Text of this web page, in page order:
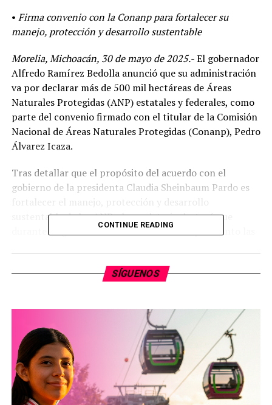
• Firma convenio con la Conanp para fortalecer su
manejo, protección y desarrollo sustentable
Morelia, Michoacán, 30 de mayo de 2025.-El gobernador
Alfredo Ramírez Bedolla anunció que su administración
va por declarar más de 500 mil hectáreas de Áreas
Naturales Protegidas (ANP) estatales y federales, como
parte del convenio firmado con el titular de la Comisión
Nacional de Áreas Naturales Protegidas (Conanp), Pedro
Álvarez Icaza.
Tras detallar que el propósito del acuerdo con el
gobierno de la presidenta Claudia Sheinbaum Pardo es
fortalecer el manejo, protección y desarrollo
sustentable de las ANP, el mandatario destacó que
durante su gestión ha aumentado un 276 por ciento las
200 mil hectáreas protegidas.
expuso la necesidad de implementar acciones para
mejorar la gestión de las ANP, crear nuevas áreas
voluntarias de conservación, formar corredores
biológicos, impulsar el ecoturismo, desarrollar
programas de educación y capacitación ambiental,
reforzar la vigilancia ambiental y buscar estrategias de
CONTINUE READING
SÍGUENOS